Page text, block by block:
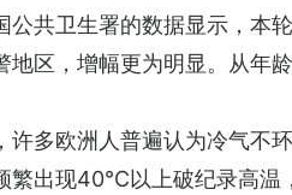
公共卫生署的数据显示，本
区，增幅更为明显。从年
许多欧洲人普遍认为冷气不
繁出现40℃以上破纪录高温